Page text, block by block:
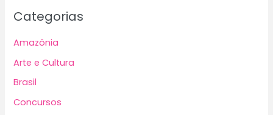
Categorias
Amazônia
Arte e Cultura
Brasil
Concursos